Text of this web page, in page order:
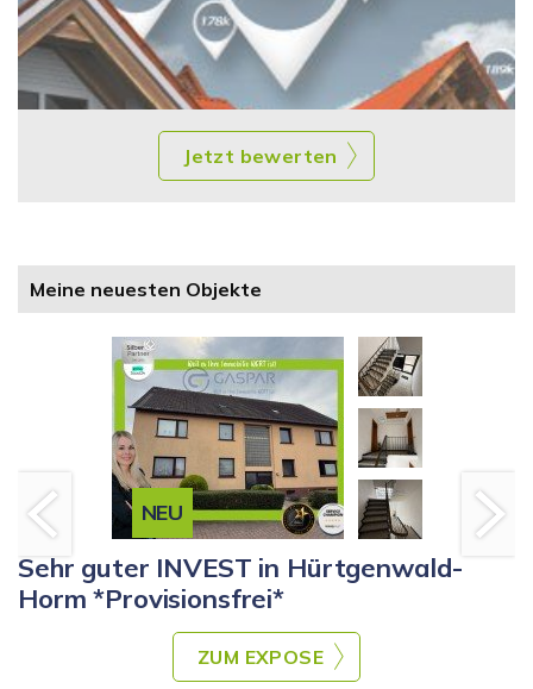
Jetzt bewerten
Meine neuesten Objekte
NEU
Sehr guter INVEST in Hürtgenwald-
Horm *Provisionsfrei*
ZUM EXPOSE